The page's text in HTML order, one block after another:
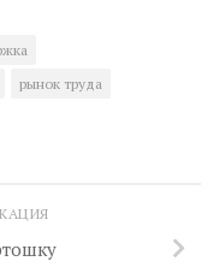
рынок труда